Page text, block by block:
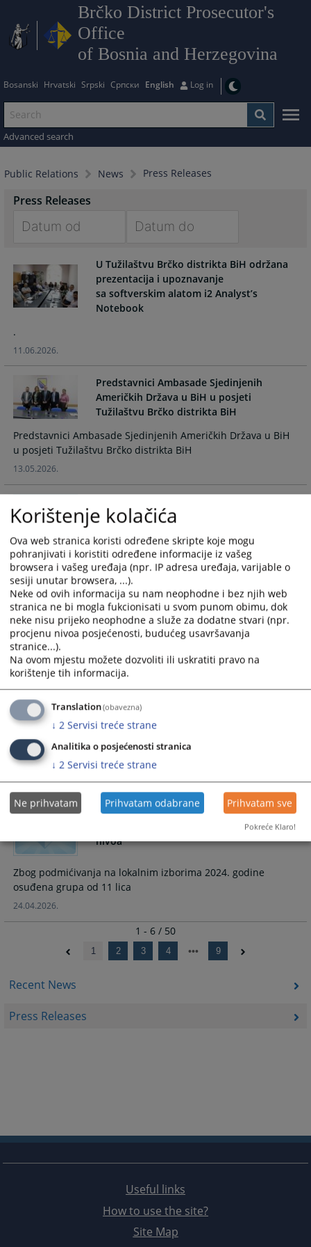
Brčko District Prosecutor's
Office
of Bosnia and Herzegovina
Bosanski Hrvatski Srpski Српски English Log in
Advanced search
Public Relations News Press Releases
Recent News
Press Releases
Press Releases
forward
to
interact
with
and
select
date.
Press
the
question
mark
to
get
the
keyboard
shortcuts
for
changing
dates.
forward
to
interact
with
a
date.
Press
the
question
to
get
the
keyboard
shortcuts
for
changing
dates.
U Tužilaštvu Brčko distrikta BiH održana
prezentacija i upoznavanje
sa softverskim alatom i2 Analyst’s
Notebook
.
11.06.2026.
Predstavnici Ambasade Sjedinjenih
Američkih Država u BiH u posjeti
Tužilaštvu Brčko distrikta BiH
Predstavnici Ambasade Sjedinjenih Američkih Država u BiH
u posjeti Tužilaštvu Brčko distrikta BiH
13.05.2026.
Presuda zbog porezne utaje i podnošenja
lažnih poreskih prijava
.
05.05.2026.
Određen pritvor za lica M.B., N.P. i D.J.
Zbog osnovane sumnje u izvršenje više krivičnih djela
28.04.2026.
Određen pritvor osumnjičenom M.R. zbog
osnovane sumnje u izvršenje krivičnog
djela
“Spolni odnos sa djetetom mlađim od 15 godina”
27.04.2026.
Presuda za organizovani kriminal visokog
nivoa
Zbog podmićivanja na lokalnim izborima 2024. godine
osuđena grupa od 11 lica
24.04.2026.
1 - 6 / 50
1 2 3 4 9
Useful links
How to use the site?
Site Map
Korištenje kolačića
Ova web stranica koristi određene skripte koje mogu
pohranjivati i koristiti određene informacije iz vašeg
browsera i vašeg uređaja (npr. IP adresa uređaja, varijable o
sesiji unutar browsera, ...).
Neke od ovih informacija su nam neophodne i bez njih web
stranica ne bi mogla fukcionisati u svom punom obimu, dok
neke nisu prijeko neophodne a služe za dodatne stvari (npr.
procjenu nivoa posjećenosti, budućeg usavršavanja
stranice...).
Na ovom mjestu možete dozvoliti ili uskratiti pravo na
korištenje tih informacija.
Translation(obavezna)
↓ 2 Servisi treće strane
Analitika o posjećenosti stranica
↓ 2 Servisi treće strane
Ne prihvatam Prihvatam odabrane Prihvatam sve
Pokreće Klaro!